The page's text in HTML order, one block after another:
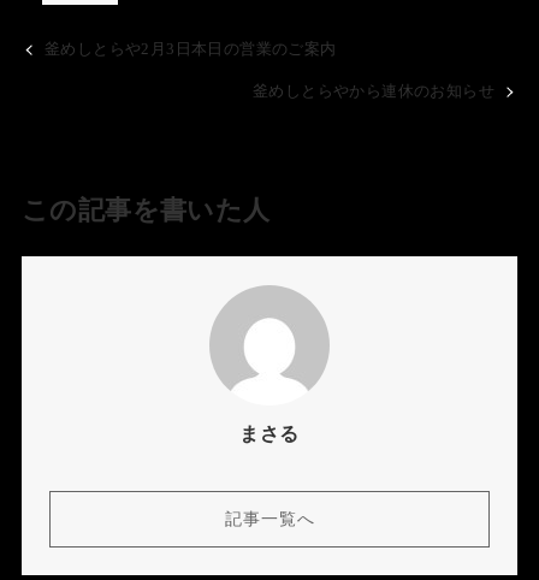
釜めしとらや2月3日本日の営業のご案内
釜めしとらやから連休のお知らせ
この記事を書いた人
まさる
記事一覧へ